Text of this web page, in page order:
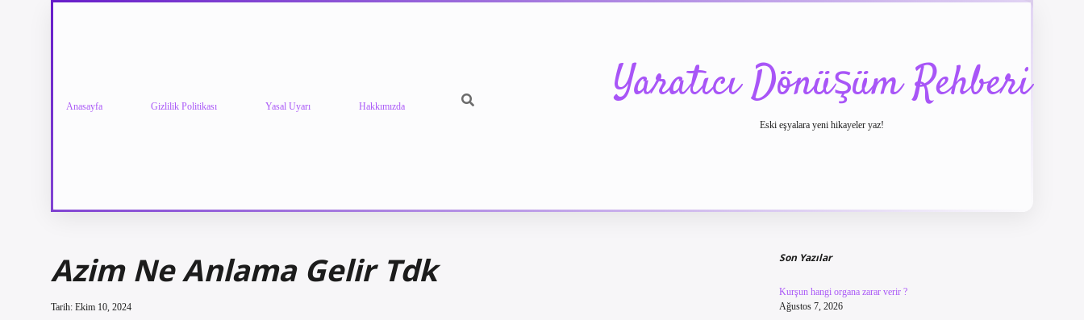
Anasayfa Gizlilik Politikası Yasal Uyarı Hakkımızda Yaratıcı Dönüşüm Rehberi
Eski eşyalara yeni hikayeler yaz!
Azim Ne Anlama Gelir Tdk
Tarih: Ekim 10, 2024
Son Yazılar
Kurşun hangi organa zarar verir ?
Ağustos 7, 2026